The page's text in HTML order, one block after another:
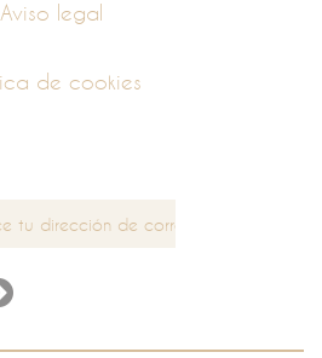
Aviso legal
de cookies